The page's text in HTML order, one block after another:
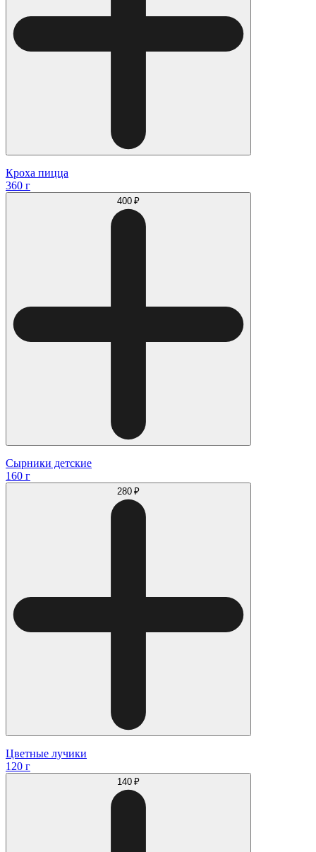
Кроха пицца
360 г
400 ₽
Сырники детские
160 г
280 ₽
Цветные лучики
120 г
140 ₽